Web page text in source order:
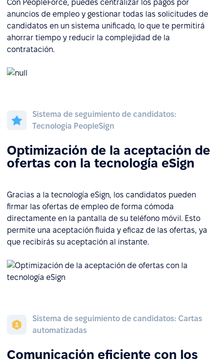
Con PeopleForce, puedes centralizar los pagos por
anuncios de empleo y gestionar todas las solicitudes de
candidatos en un sistema unificado, lo que te permitirá
ahorrar tiempo y reducir la complejidad de la
contratación.
Sistema de seguimiento de candidatos:
Tecnología PeopleSign
Optimización de la aceptación de
ofertas con la tecnología eSign
Gracias a la tecnología eSign, los candidatos pueden
firmar las ofertas de empleo de forma cómoda
directamente en la pantalla de su teléfono móvil. Esto
permite una aceptación fluida y eficaz de las ofertas, ya
que recibirás su aceptación al instante.
Sistema de seguimiento de candidatos: Cartas
automatizadas
Comunicación eficiente con los